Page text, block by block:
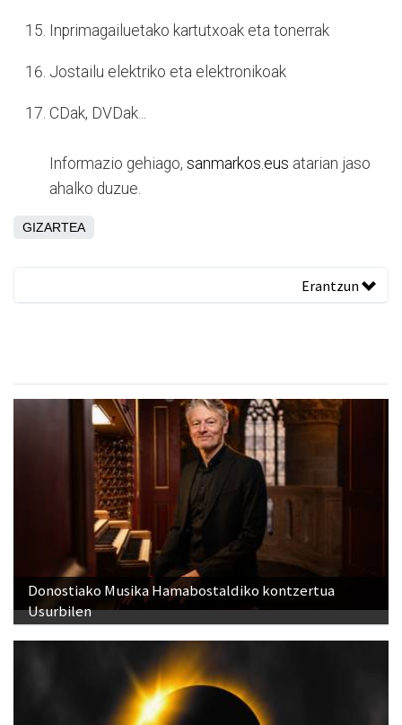
Inprimagailuetako kartutxoak eta tonerrak
Jostailu elektriko eta elektronikoak
CDak, DVDak...
Informazio gehiago, sanmarkos.eus atarian jaso
ahalko duzue.
GIZARTEA
Erantzun
Donostiako Musika Hamabostaldiko kontzertua
Usurbilen